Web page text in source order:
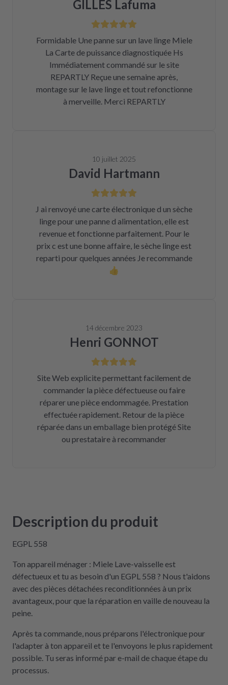
GILLES Lafuma
Formidable Une panne sur un lave linge Miele
La Carte de puissance diagnostiquée Hs
Immédiatement commandé sur le site
REPARTLY Reçue une semaine après,
montage sur le lave linge et tout refonctionne
à merveille. Merci REPARTLY
10 juillet 2025
David Hartmann
J ai renvoyé une carte électronique d un sèche
linge pour une panne d alimentation, elle est
revenue et fonctionne parfaitement. Pour le
prix c est une bonne affaire, le sèche linge est
reparti pour quelques années Je recommande
👍
14 décembre 2023
Henri GONNOT
Site Web explicite permettant facilement de
commander la pièce défectueuse ou faire
réparer une pièce endommagée. Prestation
effectuée rapidement. Retour de la pièce
réparée dans un emballage bien protégé Site
ou prestataire à recommander
Description du produit
EGPL 558
Ton appareil ménager : Miele Lave-vaisselle est
défectueux et tu as besoin d'un EGPL 558 ? Nous t'aidons
avec des pièces détachées reconditionnées à un prix
avantageux, pour que la réparation en vaille de nouveau la
peine.
Après ta commande, nous préparons l'électronique pour
l'adapter à ton appareil et te l'envoyons le plus rapidement
possible. Tu seras informé par e-mail de chaque étape du
processus.